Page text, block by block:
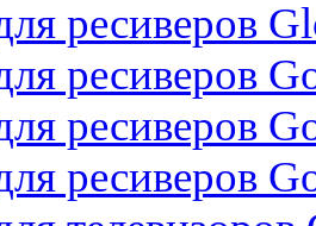
ресиверов
ресиверов
ресиверов
ресиверов